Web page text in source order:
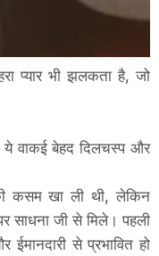
प्यार भी झलकता है, जो
ये वाकई बेहद दिलचस्प और
कसम खा ली थी, लेकिन
साधना जी से मिले। पहली
से प्रभावित हो